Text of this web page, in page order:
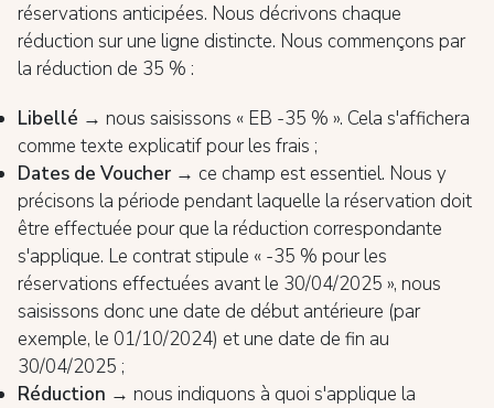
réservations anticipées. Nous décrivons chaque
réduction sur une ligne distincte. Nous commençons par
la réduction de 35 % :
Libellé → nous saisissons « EB -35 % ». Cela s'affichera
comme texte explicatif pour les frais ;
Dates de Voucher → ce champ est essentiel. Nous y
précisons la période pendant laquelle la réservation doit
être effectuée pour que la réduction correspondante
s'applique. Le contrat stipule « -35 % pour les
réservations effectuées avant le 30/04/2025 », nous
saisissons donc une date de début antérieure (par
exemple, le 01/10/2024) et une date de fin au
30/04/2025 ;
Réduction → nous indiquons à quoi s'applique la